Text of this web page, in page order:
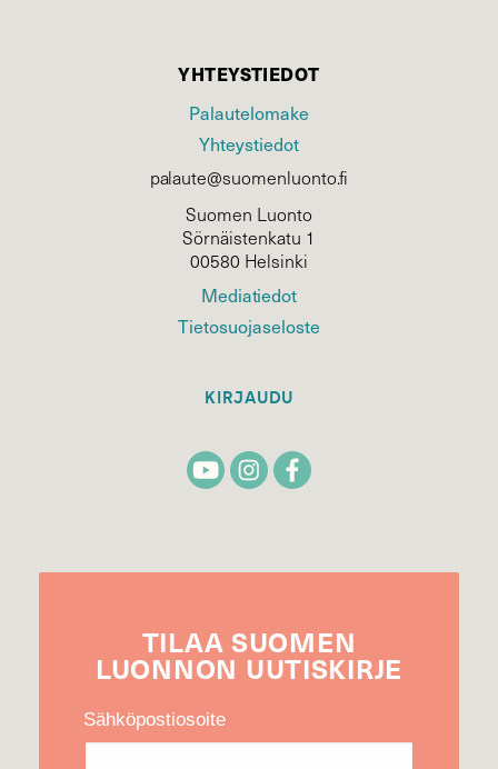
YHTEYSTIEDOT
Palautelomake
Yhteystiedot
palaute@suomenluonto.fi
Suomen Luonto
Sörnäistenkatu 1
00580 Helsinki
Mediatiedot
Tietosuojaseloste
KIRJAUDU
TILAA SUOMEN
LUONNON UUTIS­KIRJE
Sähköpostiosoite